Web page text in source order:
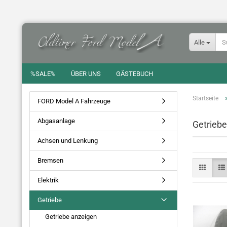
Alle
%SALE% ÜBER UNS GÄSTEBUCH
Startseite
Getriebe
FORD Model A Fahrzeuge
Abgasanlage
Achsen und Lenkung
Bremsen
Elektrik
Getriebe
Getriebe anzeigen